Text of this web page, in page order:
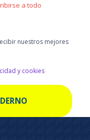
a todo
nuestros mejores
y cookies